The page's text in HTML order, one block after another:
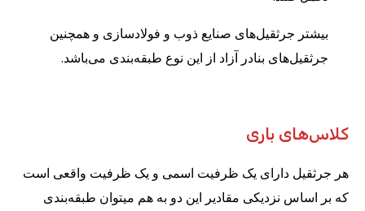
بیشتر جرثقیل‌های صنایع ذوب و فولادسازی و همچنین
جرثقیل‌های بنادر آزاد از این نوع طبقه‌بندی می‌باشد.
کلاس‌های باری
هر جرثقیل دارای یک ظرفیت اسمی و یک ظرفیت واقعی است
که بر اساس نزدیکی مقادیر این دو به هم میتوان طبقه‌بندی